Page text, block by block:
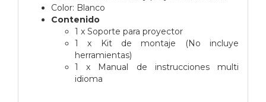
Color: Blanco
Contenido
1 x Soporte para proyector
1 x Kit de montaje (No incluye
herramientas)
1 x Manual de instrucciones multi
idioma